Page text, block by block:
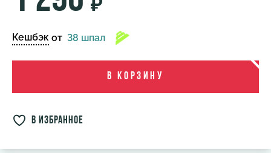
Кешбэк от 38 шпал
В корзину
в избранное